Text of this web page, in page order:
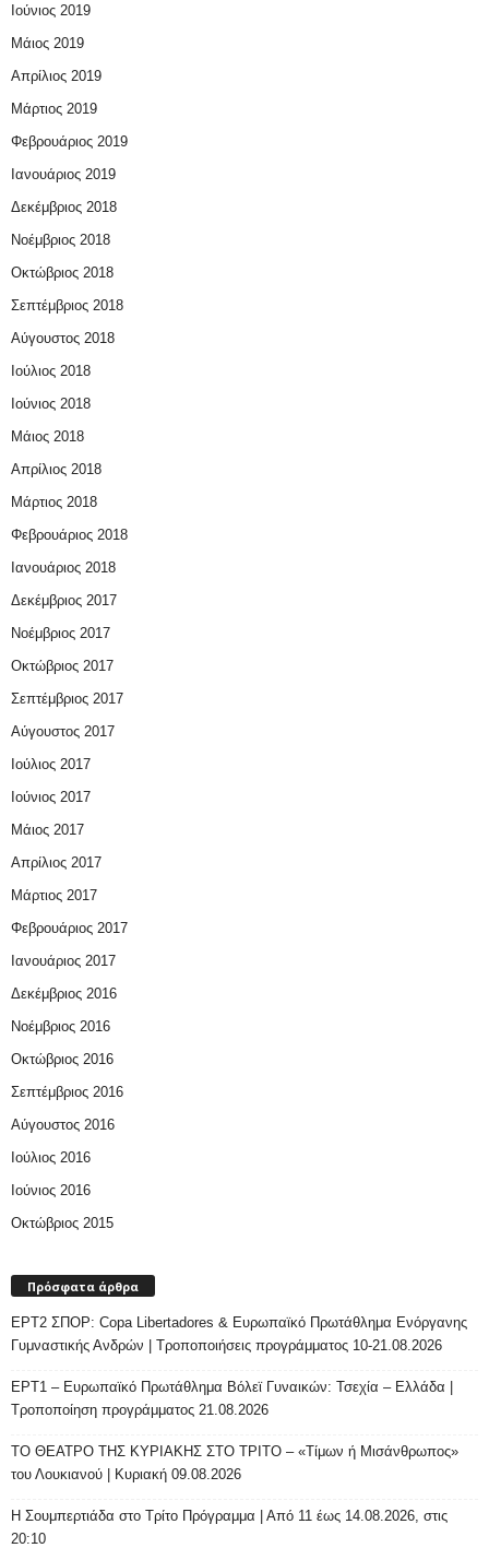
Ιούνιος 2019
Μάιος 2019
Απρίλιος 2019
Μάρτιος 2019
Φεβρουάριος 2019
Ιανουάριος 2019
Δεκέμβριος 2018
Νοέμβριος 2018
Οκτώβριος 2018
Σεπτέμβριος 2018
Αύγουστος 2018
Ιούλιος 2018
Ιούνιος 2018
Μάιος 2018
Απρίλιος 2018
Μάρτιος 2018
Φεβρουάριος 2018
Ιανουάριος 2018
Δεκέμβριος 2017
Νοέμβριος 2017
Οκτώβριος 2017
Σεπτέμβριος 2017
Αύγουστος 2017
Ιούλιος 2017
Ιούνιος 2017
Μάιος 2017
Απρίλιος 2017
Μάρτιος 2017
Φεβρουάριος 2017
Ιανουάριος 2017
Δεκέμβριος 2016
Νοέμβριος 2016
Οκτώβριος 2016
Σεπτέμβριος 2016
Αύγουστος 2016
Ιούλιος 2016
Ιούνιος 2016
Οκτώβριος 2015
Πρόσφατα άρθρα
ΕΡΤ2 ΣΠΟΡ: Copa Libertadores & Ευρωπαϊκό Πρωτάθλημα Ενόργανης
Γυμναστικής Ανδρών | Τροποποιήσεις προγράμματος 10-21.08.2026
ΕΡΤ1 – Ευρωπαϊκό Πρωτάθλημα Βόλεϊ Γυναικών: Τσεχία – Ελλάδα |
Τροποποίηση προγράμματος 21.08.2026
ΤΟ ΘΕΑΤΡΟ ΤΗΣ ΚΥΡΙΑΚΗΣ ΣΤΟ ΤΡΙΤΟ – «Τίμων ή Μισάνθρωπος»
του Λουκιανού | Κυριακή 09.08.2026
H Σουμπερτιάδα στο Τρίτο Πρόγραμμα | Από 11 έως 14.08.2026, στις
20:10